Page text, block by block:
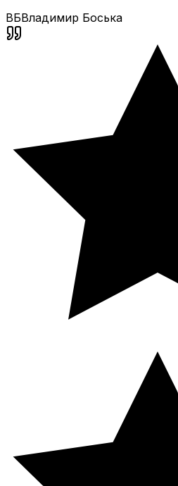
ВБВладимир Боська